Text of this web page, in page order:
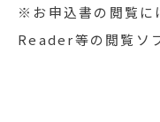
※お申込書の閲覧
Reader等の閲覧ソ